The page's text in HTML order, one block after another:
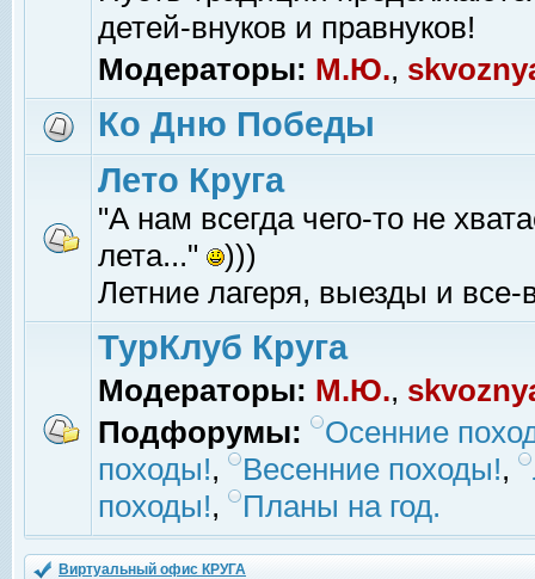
детей-внуков и правнуков!
Модераторы: М.Ю.,
Ко Дню Победы
Лето Круга
"А нам всегда чего-то не
лета..."
)))
Летние лагеря, выезды и все-
ТурКлуб Круга
Модераторы: М.Ю.,
Подфорумы:
Осенние
походы!, Весенние походы!,
походы!, Планы на год.
Виртуальный офис КРУГА